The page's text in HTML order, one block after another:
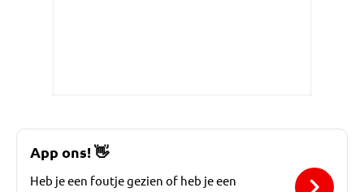
App ons!👋
Heb je een foutje gezien of heb je een